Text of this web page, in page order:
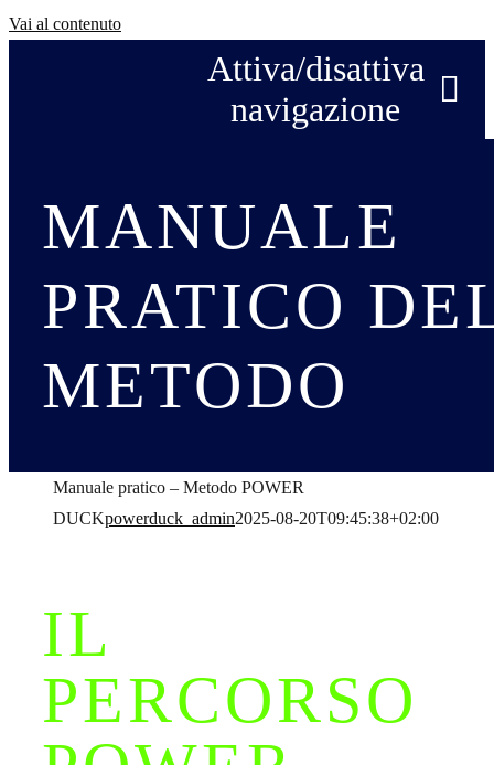
Vai al contenuto
Attiva/disattiva
navigazione
Home
Economia Futura Umana
FAQ
Contatti
MANUALE
PRATICO
METODO
Manuale pratico – Metodo POWER
DUCKpowerduck_admin2025-08-20T09:45:38+02:00
IL
PERCORSO